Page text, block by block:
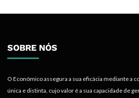
SOBRE NÓS
O Económico assegura a sua eficácia mediante a
única e distinta, cujo valor é a sua capacidade de